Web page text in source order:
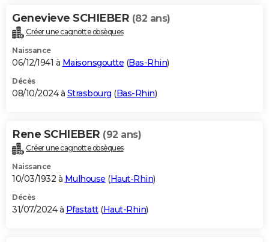
Genevieve SCHIEBER (82 ans)
Créer une cagnotte obsèques
Naissance
06/12/1941 à Maisonsgoutte (Bas-Rhin)
Décès
08/10/2024 à Strasbourg (Bas-Rhin)
Rene SCHIEBER (92 ans)
Créer une cagnotte obsèques
Naissance
10/03/1932 à Mulhouse (Haut-Rhin)
Décès
31/07/2024 à Pfastatt(Haut-Rhin)